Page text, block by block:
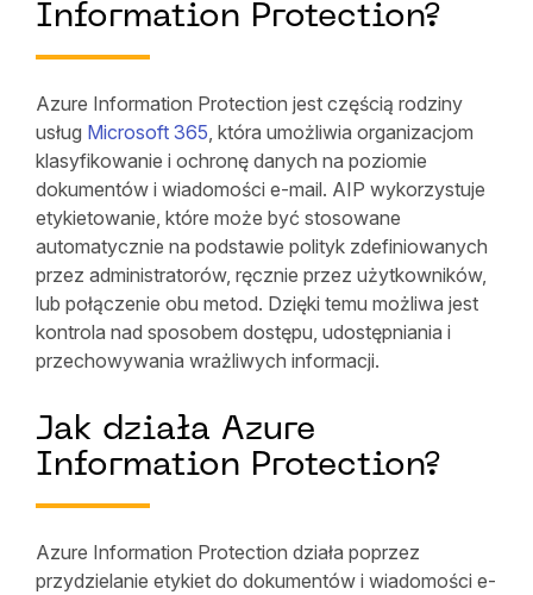
Information Protection?
Azure Information Protection jest częścią rodziny
usług Microsoft 365, która umożliwia organizacjom
klasyfikowanie i ochronę danych na poziomie
dokumentów i wiadomości e-mail. AIP wykorzystuje
etykietowanie, które może być stosowane
automatycznie na podstawie polityk zdefiniowanych
przez administratorów, ręcznie przez użytkowników,
lub połączenie obu metod. Dzięki temu możliwa jest
kontrola nad sposobem dostępu, udostępniania i
przechowywania wrażliwych informacji.
Jak działa Azure
Information Protection?
Azure Information Protection działa poprzez
przydzielanie etykiet do dokumentów i wiadomości e-